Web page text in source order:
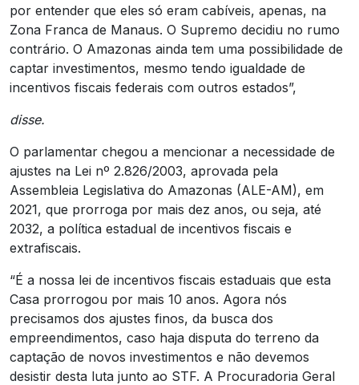
por entender que eles só eram cabíveis, apenas, na
Zona Franca de Manaus. O Supremo decidiu no rumo
contrário. O Amazonas ainda tem uma possibilidade de
captar investimentos, mesmo tendo igualdade de
incentivos fiscais federais com outros estados”,
disse.
O parlamentar chegou a mencionar a necessidade de
ajustes na Lei nº 2.826/2003, aprovada pela
Assembleia Legislativa do Amazonas (ALE-AM), em
2021, que prorroga por mais dez anos, ou seja, até
2032, a política estadual de incentivos fiscais e
extrafiscais.
“É a nossa lei de incentivos fiscais estaduais que esta
Casa prorrogou por mais 10 anos. Agora nós
precisamos dos ajustes finos, da busca dos
empreendimentos, caso haja disputa do terreno da
captação de novos investimentos e não devemos
desistir desta luta junto ao STF. A Procuradoria Geral